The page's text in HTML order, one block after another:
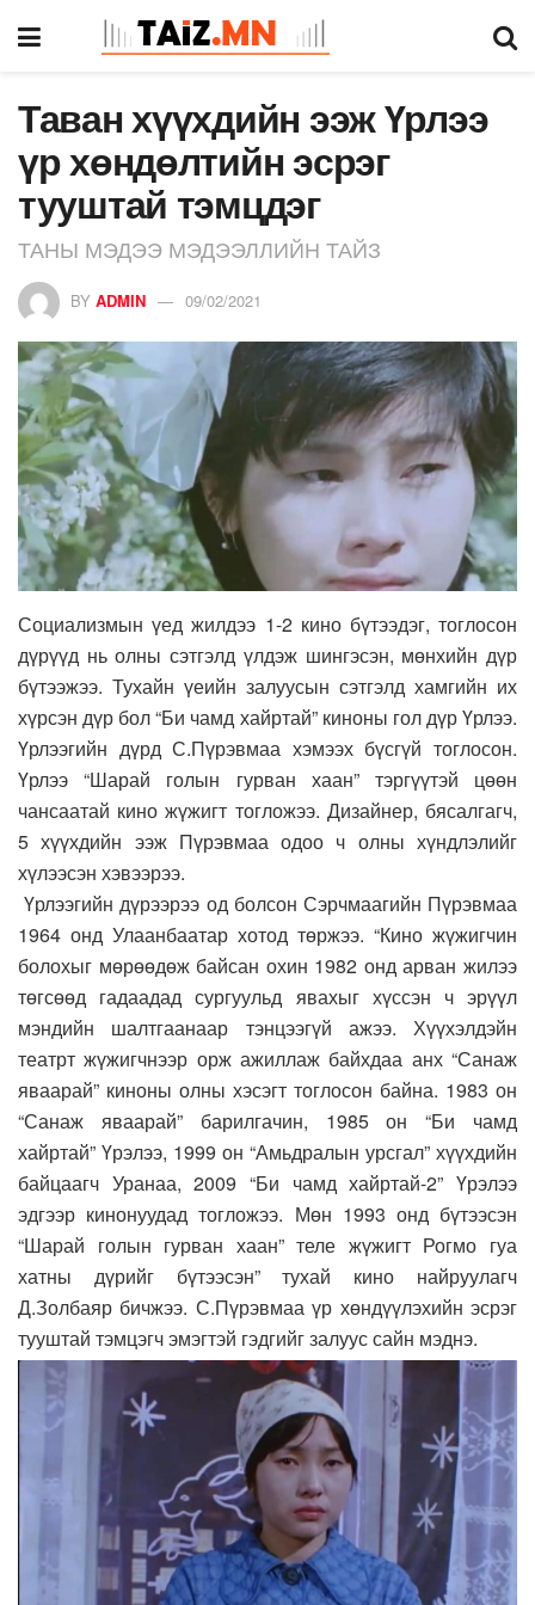
Таван хүүхдийн ээж Үрлээ
үр хөндөлтийн эсрэг
тууштай тэмцдэг
ТАНЫ МЭДЭЭ МЭДЭЭЛЛИЙН ТАЙЗ
BY ADMIN 09/02/2021
Социализмын үед жилдээ 1-2 кино бүтээдэг, тоглосон
дүрүүд нь олны сэтгэлд үлдэж шингэсэн, мөнхийн дүр
бүтээжээ. Тухайн үеийн залуусын сэтгэлд хамгийн их
хүрсэн дүр бол “Би чамд хайртай” киноны гол дүр Үрлээ.
Үрлээгийн дүрд С.Пүрэвмаа хэмээх бүсгүй тоглосон.
Үрлээ “Шарай голын гурван хаан” тэргүүтэй цөөн
чансаатай кино жүжигт тогложээ. Дизайнер, бясалгагч,
5 хүүхдийн ээж Пүрэвмаа одоо ч олны хүндлэлийг
хүлээсэн хэвээрээ.
Үрлээгийн дүрээрээ од болсон Сэрчмаагийн Пүрэвмаа
1964 онд Улаанбаатар хотод төржээ. “Кино жүжигчин
болохыг мөрөөдөж байсан охин 1982 онд арван жилээ
төгсөөд гадаадад сургуульд явахыг хүссэн ч эрүүл
мэндийн шалтгаанаар тэнцээгүй ажээ. Хүүхэлдэйн
театрт жүжигчнээр орж ажиллаж байхдаа анх “Санаж
яваарай” киноны олны хэсэгт тоглосон байна. 1983 он
“Санаж яваарай” барилгачин, 1985 он “Би чамд
хайртай” Үрэлээ, 1999 он “Амьдралын урсгал” хүүхдийн
байцаагч Уранаа, 2009 “Би чамд хайртай-2” Үрэлээ
эдгээр кинонуудад тогложээ. Мөн 1993 онд бүтээсэн
“Шарай голын гурван хаан” теле жүжигт Рогмо гуа
хатны дүрийг бүтээсэн” тухай кино найруулагч
Д.Золбаяр бичжээ. С.Пүрэвмаа үр хөндүүлэхийн эсрэг
тууштай тэмцэгч эмэгтэй гэдгийг залуус сайн мэднэ.